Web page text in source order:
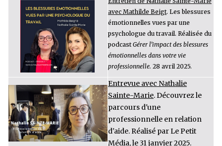
avec Mathilde Beigt. Les blessures
émotionnelles vues par une
psychologue du travail. Réalisée du
podcastGérer l’impact des blessures
émotionnelles dans votre vie
professionnelle. 28 avril 2025.
Entrevue avec Nathalie
Sainte-Marie. Découvrez le
parcours d'une
professionnelle en relation
d'aide. Réalisé par Le Petit
Média, le 31 janvier 2025.